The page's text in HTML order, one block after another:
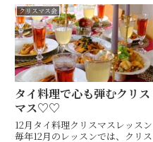
介しています♡♡❁豚バラブロッ
ク肉を豪快に揚げて！お好みの厚
さで楽しんで頂けるクリスピーポ
ークとジャスミンライスカーオ ...
クリスマス会
タイ料理で心も弾むクリス
マス♡♡
12月タイ料理クリスマスレッスン
毎年12月のレッスンでは、クリス